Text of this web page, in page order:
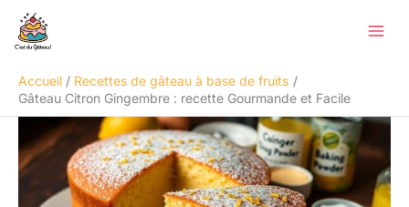
Accueil
Recettes de gâteau à base de fruits
Gâteau Citron Gingembre : recette Gourmande et Facile
Rechercher